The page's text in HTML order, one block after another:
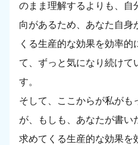
のまま理解するよりも、自
向があるため、あなた自身
くる生産的な効果を効率
て、ずっと気になり続けて
す。
そして、ここからが私がも
が、もしも、あなたが書い
求めてくる生産的な効果を